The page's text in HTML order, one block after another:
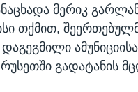
მერიკ
თქმით,
დაგეგმილი
რუსეთში გადატანის